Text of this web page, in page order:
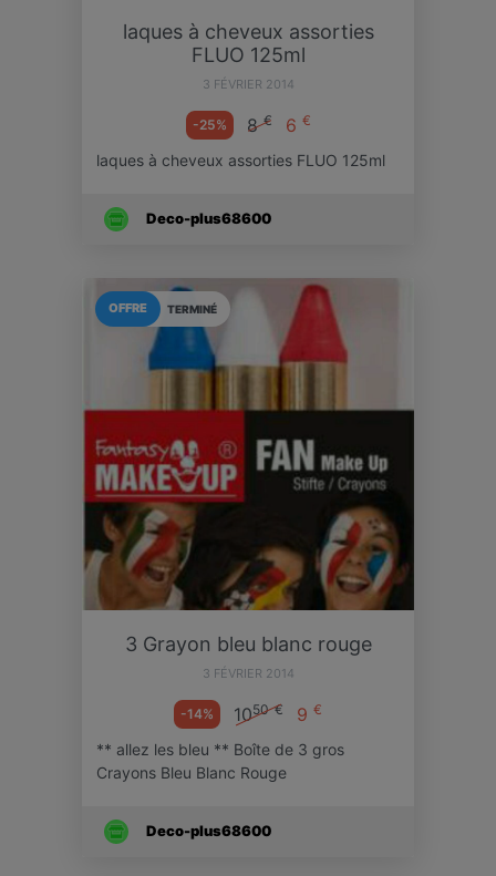
laques à cheveux assorties
FLUO 125ml
3 FÉVRIER 2014
-25% 8€ 6 €
laques à cheveux assorties FLUO 125ml
Deco-plus68600
TERMINÉ
OFFRE
3 Grayon bleu blanc rouge
3 FÉVRIER 2014
-14% 1050 € 9 €
** allez les bleu ** Boîte de 3 gros
Crayons Bleu Blanc Rouge
Deco-plus68600